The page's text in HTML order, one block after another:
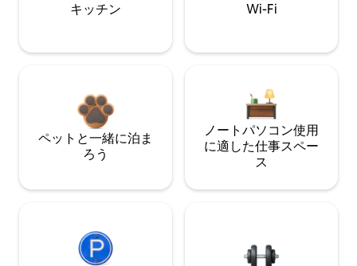
キッチン Wi-Fi
ペットと一緒に泊ま
ろう
ノートパソコン使用
に適した仕事スペー
ス